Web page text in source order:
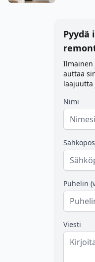
Pyydä
Ilmainen
auttaa
laajuutta
Nimi
Puhelin
Viesti